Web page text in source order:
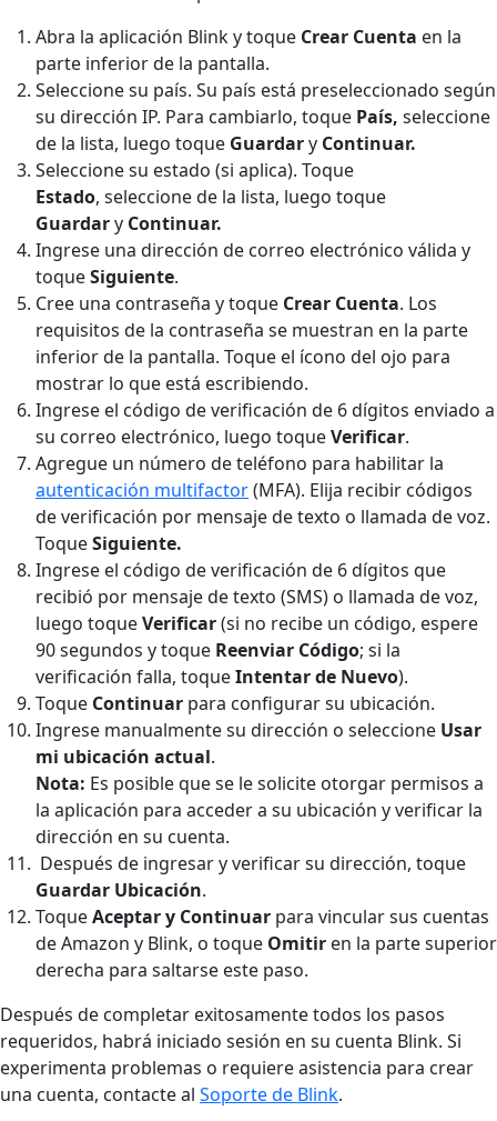
Abra la aplicación Blink y toque Crear Cuenta en la
parte inferior de la pantalla.
Seleccione su país. Su país está preseleccionado según
su dirección IP. Para cambiarlo, toque País, seleccione
de la lista, luego toque Guardary Continuar.
Seleccione su estado (si aplica). Toque
Estado, seleccione de la lista, luego toque
Guardary Continuar.
Ingrese una dirección de correo electrónico válida y
toqueSiguiente.
Cree una contraseña y toque Crear Cuenta. Los
requisitos de la contraseña se muestran en la parte
inferior de la pantalla. Toque el ícono del ojo para
mostrar lo que está escribiendo.
Ingrese el código de verificación de 6 dígitos enviado a
su correo electrónico, luego toqueVerificar.
Agregue un número de teléfono para habilitar la
autenticación multifactor(MFA). Elija recibir códigos
de verificación por mensaje de texto o llamada de voz.
ToqueSiguiente.
Ingrese el código de verificación de 6 dígitos que
recibió por mensaje de texto (SMS) o llamada de voz,
luego toqueVerificar(si no recibe un código, espere
90 segundos y toque Reenviar Código; si la
verificación falla, toqueIntentar de Nuevo).
Toque Continuar para configurar su ubicación.
Ingrese manualmente su dirección o seleccione Usar
mi ubicación actual.
Nota: Es posible que se le solicite otorgar permisos a
la aplicación para acceder a su ubicación y verificar la
dirección en su cuenta.
Después de ingresar y verificar su dirección, toque
Guardar Ubicación.
ToqueAceptar y Continuar para vincular sus cuentas
de Amazon y Blink, o toque Omitir en la parte superior
derecha para saltarse este paso.
Después de completar exitosamente todos los pasos
requeridos, habrá iniciado sesión en su cuenta Blink. Si
experimenta problemas o requiere asistencia para crear
una cuenta, contacte al Soporte de Blink.